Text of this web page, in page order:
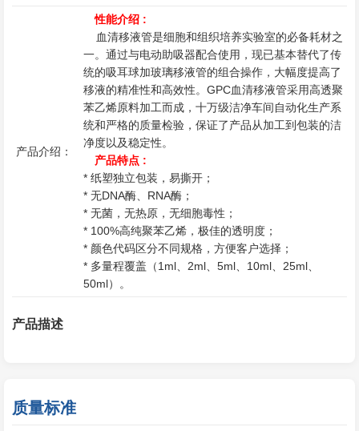
产品介绍：
性能介绍 :
血清移液管是细胞和组织培养实验室的必备耗材之
一。通过与电动助吸器配合使用，现已基本替代了传
统的吸耳球加玻璃移液管的组合操作，大幅度提高了
移液的精准性和高效性。GPC血清移液管采用高透聚
苯乙烯原料加工而成，十万级洁净车间自动化生产系
统和严格的质量检验，保证了产品从加工到包装的洁
净度以及稳定性。
产品特点 :
* 纸塑独立包装，易撕开；
* 无DNA酶、RNA酶；
* 无菌，无热原，无细胞毒性；
* 100%高纯聚苯乙烯，极佳的透明度；
* 颜色代码区分不同规格，方便客户选择；
* 多量程覆盖（1ml、2ml、5ml、10ml、25ml、
50ml）。
产品描述
质量标准